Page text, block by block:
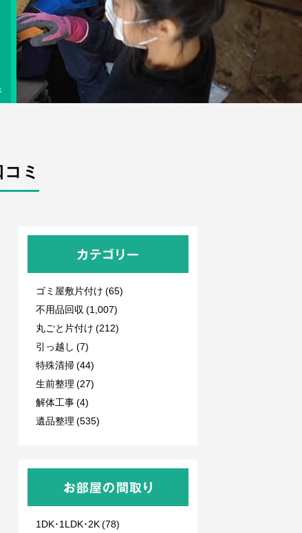
ミ
カテゴリー
ゴミ屋敷片付け (65)
不用品回収 (1,007)
丸ごと片付け (212)
引っ越し (7)
特殊清掃 (44)
生前整理 (27)
解体工事 (4)
遺品整理 (535)
お部屋の間取り
1DK･1LDK･2K (78)